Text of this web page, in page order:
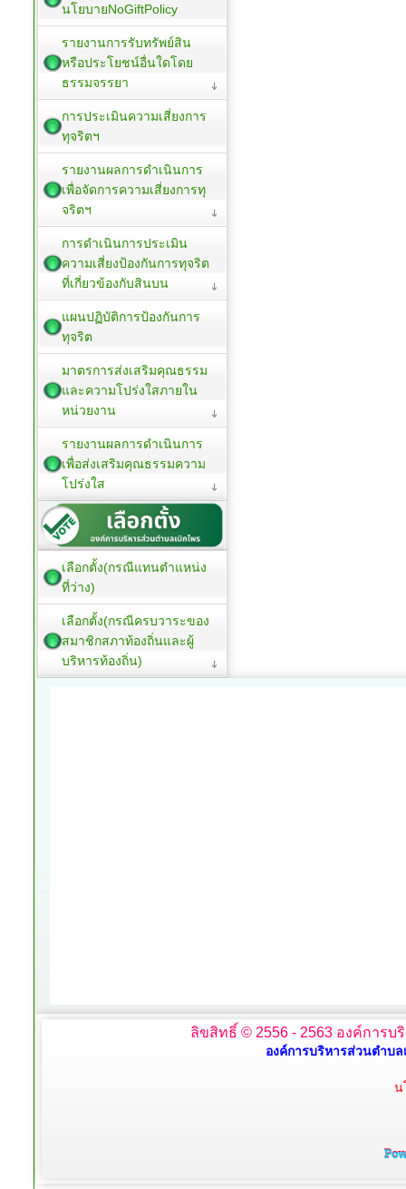
นโยบายNoGiftPolicy
รายงานการรับทรัพย์สิน
หรือประโยชน์อื่นใดโดย
ธรรมจรรยา
การประเมินความเสี่ยงการ
ทุจริตฯ
รายงานผลการดำเนินการ
เพื่อจัดการความเสี่ยงการทุ
จริตฯ
การดำเนินการประเมิน
ความเสี่ยงป้องกันการทุจริต
ที่เกี่ยวข้องกับสินบน
แผนปฏิบัติการป้องกันการ
ทุจริต
มาตรการส่งเสริมคุณธรรม
และความโปร่งใสภายใน
หน่วยงาน
รายงานผลการดำเนินการ
เพื่อส่งเสริมคุณธรรมความ
โปร่งใส
เลือกตั้ง(กรณีแทนตำแหน่ง
ที่ว่าง)
เลือกตั้ง(กรณีครบวาระของ
สมาชิกสภาท้องถิ่นและผู้
บริหารท้องถิ่น)
ลิขสิทธิ์ © 2556 - 2563 องค์การบ
องค์การบริหารส่วนตำบล
น